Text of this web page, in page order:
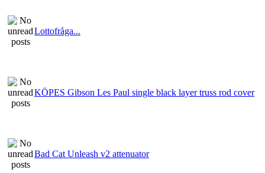
Lottofråga...
KÖPES Gibson Les Paul single black layer truss rod cover
Bad Cat Unleash v2 attenuator